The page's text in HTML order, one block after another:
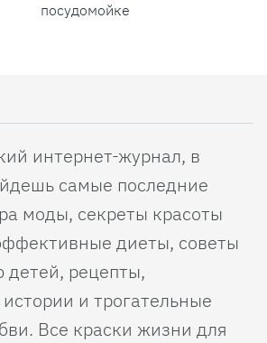
посудомойке
интернет-журнал, в
самые последние
моды, секреты красоты
диеты, советы
детей, рецепты,
и трогательные
Все краски жизни для